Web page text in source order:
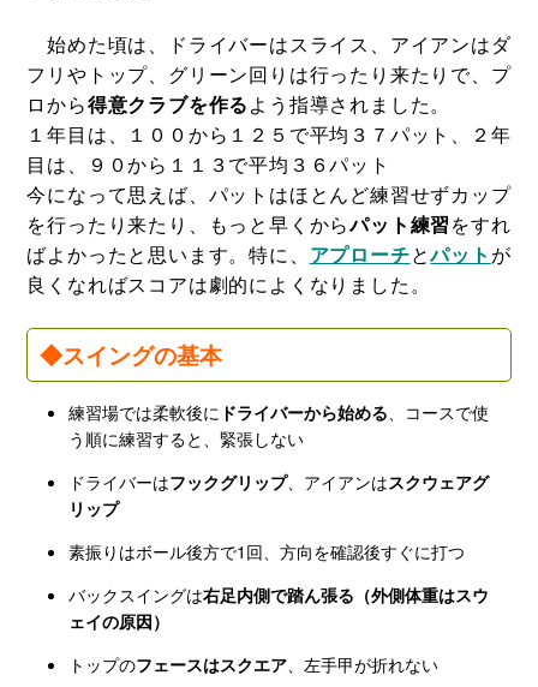
始めた頃は、ドライバーはスライス、アイアンはダ
フリやトップ、グリーン回りは行ったり来たりで、プ
ロから得意クラブを作るよう指導されました。
１年目は、１００から１２５で平均３７パット、２年
目は、９０から１１３で平均３６パット
今になって思えば、パットはほとんど練習せずカップ
を行ったり来たり、もっと早くからパット練習をすれ
ばよかったと思います。特に、 アプローチとパット が
良くなればスコアは劇的によくなりました。
◆スイングの基本
練習場では柔軟後に ドライバーから始める 、コースで使
う順に練習すると、緊張しない
ドライバーはフックグリップ、アイアンはスクウェアグ
リップ
素振りはボール後方で1回、方向を確認後すぐに打つ
バックスイングは右足内側で踏ん張る（外側体重はスウ
ェイの原因）
トップのフェースはスクエア 、左手甲が折れない